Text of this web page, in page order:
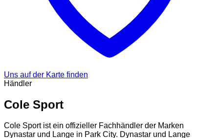
Uns auf der Karte finden
Händler
Cole Sport
Cole Sport ist ein offizieller Fachhändler der Marken
Dynastar und Lange in Park City. Dynastar und Lange